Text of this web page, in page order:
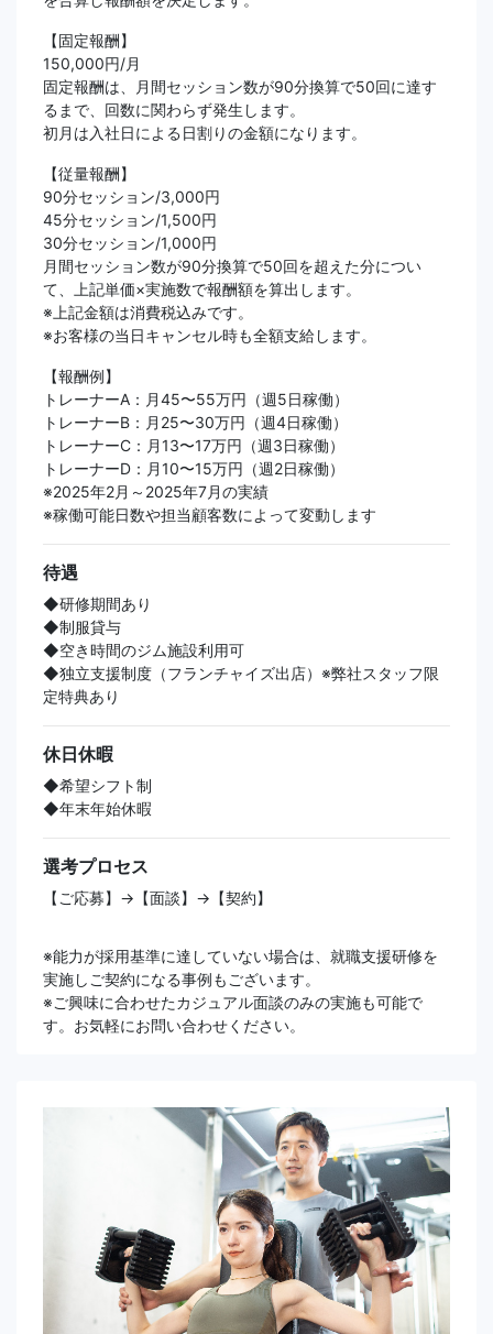
【固定報酬】
150,000円/月
固定報酬は、月間セッション数が90分換算で50回に達す
るまで、回数に関わらず発生します。
初月は入社日による日割りの金額になります。
【従量報酬】
90分セッション/3,000円
45分セッション/1,500円
30分セッション/1,000円
月間セッション数が90分換算で50回を超えた分につい
て、上記単価×実施数で報酬額を算出します。
※上記金額は消費税込みです。
※お客様の当日キャンセル時も全額支給します。
【報酬例】
トレーナーA：月45〜55万円（週5日稼働）
トレーナーB：月25〜30万円（週4日稼働）
トレーナーC：月13〜17万円（週3日稼働）
トレーナーD：月10〜15万円（週2日稼働）
※2025年2月～2025年7月の実績
※稼働可能日数や担当顧客数によって変動します
待遇
◆研修期間あり
◆制服貸与
◆空き時間のジム施設利用可
◆独立支援制度（フランチャイズ出店）※弊社スタッフ限
定特典あり
休日休暇
◆希望シフト制
◆年末年始休暇
選考プロセス
【ご応募】→【面談】→【契約】
※能力が採用基準に達していない場合は、就職支援研修を
実施しご契約になる事例もございます。
※ご興味に合わせたカジュアル面談のみの実施も可能で
す。お気軽にお問い合わせください。